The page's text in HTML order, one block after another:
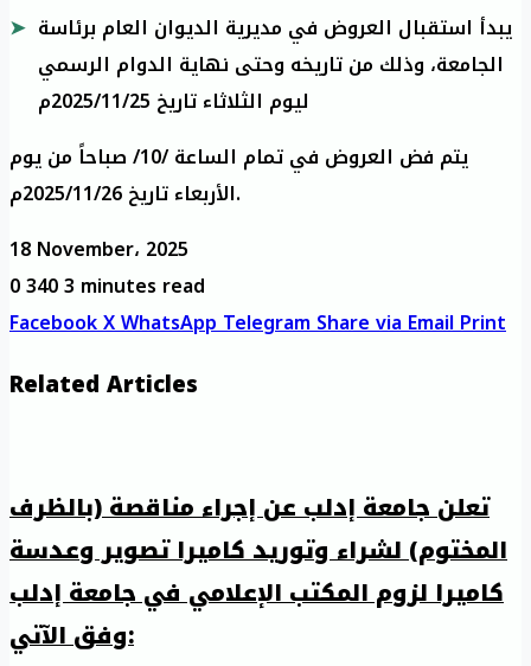
يبدأ استقبال العروض في مديرية الديوان العام برئاسة
الجامعة، وذلك من تاريخه وحتى نهاية الدوام الرسمي
ليوم الثلاثاء تاريخ 2025/11/25م
يتم فض العروض في تمام الساعة /10/ صباحاً من يوم
الأربعاء تاريخ 2025/11/26م.
18 November، 2025
03403 minutes read
FacebookXWhatsAppTelegramShare via EmailPrint
Related Articles
تعلن جامعة إدلب عن إجراء مناقصة (بالظرف
المختوم) لشراء وتوريد كاميرا تصوير وعدسة
كاميرا لزوم المكتب الإعلامي في جامعة إدلب
وفق الآتي: